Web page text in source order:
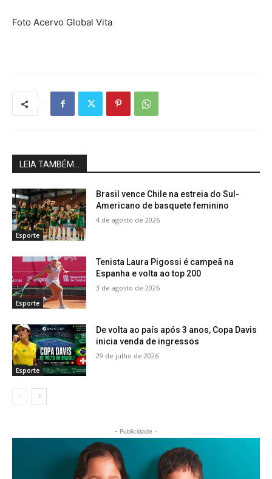
Foto Acervo Global Vita
LEIA TAMBÉM...
Esporte
Brasil vence Chile na estreia do Sul-
Americano de basquete feminino
4 de agosto de 2026
Esporte
Tenista Laura Pigossi é campeã na
Espanha e volta ao top 200
3 de agosto de 2026
Esporte
De volta ao país após 3 anos, Copa Davis
inicia venda de ingressos
29 de julho de 2026
- Publicidade -